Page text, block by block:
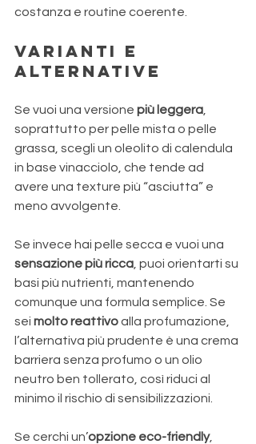
costanza e routine coerente.
Varianti e
alternative
Se vuoi una versione più leggera
soprattutto per pelle mista o pelle
grassa, scegli un oleolito di calendula
in base vinacciolo, che tende ad
avere una texture più “asciutta” e
meno avvolgente.
Se invece hai pelle secca e vuoi una
sensazione più ricca , puoi orientarti su
basi più nutrienti, mantenendo
comunque una formula semplice. Se
sei molto reattivo alla profumazione,
l’alternativa più prudente è una crema
barriera senza profumo o un olio
neutro ben tollerato, così riduci al
minimo il rischio di sensibilizzazioni.
Se cerchi un’opzione eco-friendly,